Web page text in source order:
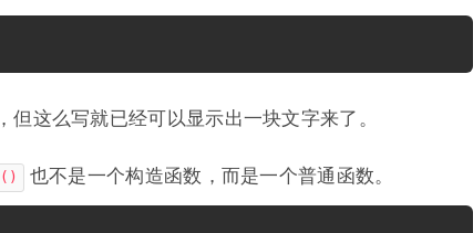
这么写就已经可以显示出一块文字来了。
也不是一个构造函数，而是一个普通函数。